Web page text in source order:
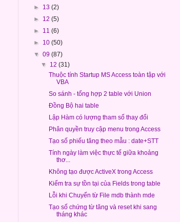
► 13 (2)
► 12 (5)
► 11 (6)
► 10 (50)
▼ 09 (87)
▼ 12(31)
Thuộc tính Startup MS Access toàn tập với
VBA
So sánh - tổng hợp 2 table với Union
Đồng Bộ hai table
Lập Hàm có lượng tham số thay đổi
Phân quyền truy cập menu trong Access
Tạo số phiếu tăng theo mẫu : date+STT
Tính ngày làm việc thực tế giữa khoảng
thơ...
Không tạo được ActiveX trong Access
Kiểm tra sự tồn tại của Fields trong table
Lỗi khi Chuyển từ File mdb thành mde
Tạo số chứng từ tăng và reset khi sang
tháng khác